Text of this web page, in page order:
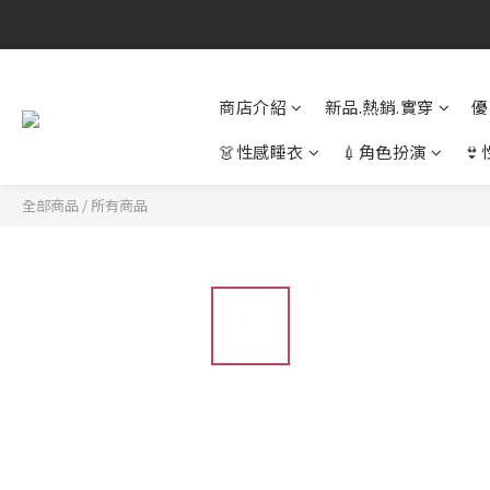
商店介紹 新品.熱銷.實穿
👗性感睡衣
💉角色扮演 👙
全部商品 / 所有商品